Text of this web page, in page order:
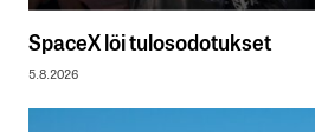
SpaceX löi tulosodotukset
5.8.2026